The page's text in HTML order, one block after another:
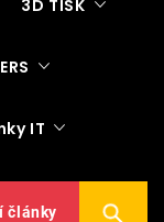
3D TISK
IT
články